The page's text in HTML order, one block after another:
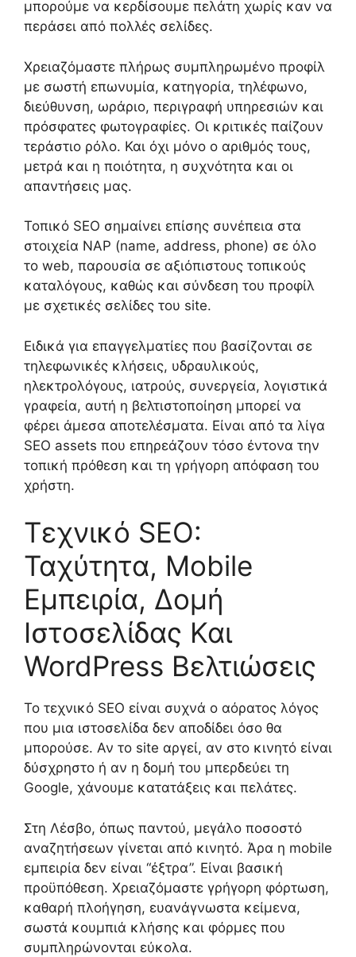
μπορούμε να κερδίσουμε πελάτη χωρίς καν να
περάσει από πολλές σελίδες.
Χρειαζόμαστε πλήρως συμπληρωμένο προφίλ
με σωστή επωνυμία, κατηγορία, τηλέφωνο,
διεύθυνση, ωράριο, περιγραφή υπηρεσιών και
πρόσφατες φωτογραφίες. Οι κριτικές παίζουν
τεράστιο ρόλο. Και όχι μόνο ο αριθμός τους,
μετρά και η ποιότητα, η συχνότητα και οι
απαντήσεις μας.
Τοπικό SEO σημαίνει επίσης συνέπεια στα
στοιχεία NAP (name, address, phone) σε όλο
το web, παρουσία σε αξιόπιστους τοπικούς
καταλόγους, καθώς και σύνδεση του προφίλ
με σχετικές σελίδες του site.
Ειδικά για επαγγελματίες που βασίζονται σε
τηλεφωνικές κλήσεις, υδραυλικούς,
ηλεκτρολόγους, ιατρούς, συνεργεία, λογιστικά
γραφεία, αυτή η βελτιστοποίηση μπορεί να
φέρει άμεσα αποτελέσματα. Είναι από τα λίγα
SEO assets που επηρεάζουν τόσο έντονα την
τοπική πρόθεση και τη γρήγορη απόφαση του
χρήστη.
Τεχνικό SEO:
Ταχύτητα, Mobile
Εμπειρία, Δομή
Ιστοσελίδας Και
WordPress Βελτιώσεις
Το τεχνικό SEO είναι συχνά ο αόρατος λόγος
που μια ιστοσελίδα δεν αποδίδει όσο θα
μπορούσε. Αν το site αργεί, αν στο κινητό είναι
δύσχρηστο ή αν η δομή του μπερδεύει τη
Google, χάνουμε κατατάξεις και πελάτες.
Στη Λέσβο, όπως παντού, μεγάλο ποσοστό
αναζητήσεων γίνεται από κινητό. Άρα η mobile
εμπειρία δεν είναι “έξτρα”. Είναι βασική
προϋπόθεση. Χρειαζόμαστε γρήγορη φόρτωση,
καθαρή πλοήγηση, ευανάγνωστα κείμενα,
σωστά κουμπιά κλήσης και φόρμες που
συμπληρώνονται εύκολα.